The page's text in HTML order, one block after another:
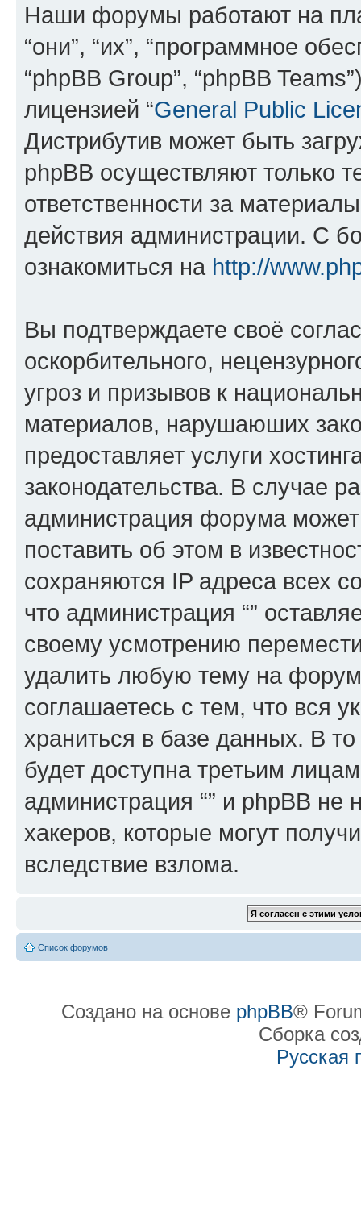
Наши форумы работают на
“они”, “их”, “программное
“phpBB Group”, “phpBB
лицензией “General Public
Дистрибутив может быть
phpBB осуществляют только
ответственности за
действия администрации. С
ознакомиться на http://
Вы подтверждаете своё
оскорбительного,
угроз и призывов к
материалов, нарушаюших
предоставляет услуги
законодательства. В случае
администрация форума
поставить об этом в
сохраняются IP адреса всех
что администрация “”
своему усмотрению
удалить любую тему на
соглашаетесь с тем, что вся
храниться в базе данных. В
будет доступна третьим
администрация “” и phpBB не
хакеров, которые могут
вследствие взлома.
Список форумов
Создано на основе phpBB®
Сборка
Русская